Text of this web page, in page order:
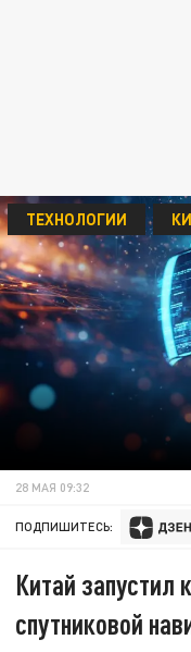
ТЕХНОЛОГИИ
28 МАЯ 09:32
ПОДПИШИТЕСЬ:
Китай запустил
спутниковой